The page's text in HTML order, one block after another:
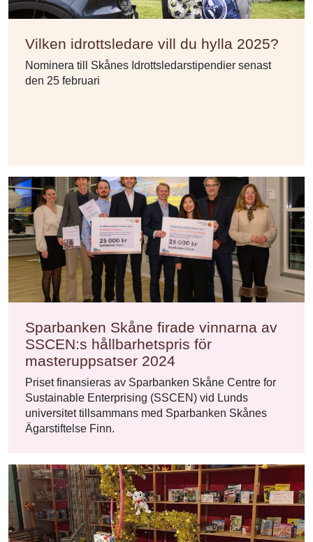
Vilken idrottsledare vill du hylla 2025?
Nominera till Skånes Idrottsledarstipendier senast
den 25 februari
Sparbanken Skåne firade vinnarna av
SSCEN:s hållbarhetspris för
masteruppsatser 2024
Priset finansieras av Sparbanken Skåne Centre for
Sustainable Enterprising (SSCEN) vid Lunds
universitet tillsammans med Sparbanken Skånes
Ägarstiftelse Finn.